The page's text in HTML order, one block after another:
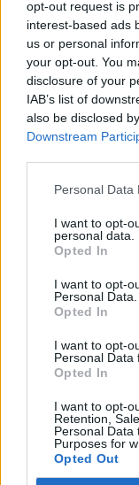
opt-out request is
interest-based ads
us or personal
your opt-out. You
disclosure of your
IAB’s list of
also be disclosed
Downstream
Personal Data
I want to opt-
personal data.
Opted In
I want to opt-
Personal Data.
Opted In
I want to opt-
Personal Data
Opted In
I want to opt-
Retention,
Personal Data
Purposes for
Opted Out
2010
Született pusztító
Családi kiruccanás